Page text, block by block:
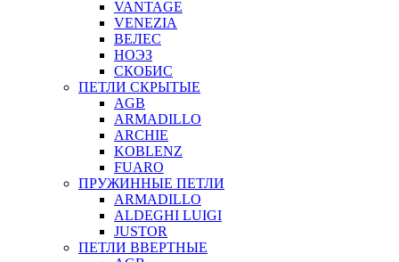
VANTAGE
VENEZIA
ВЕЛЕС
НОЭЗ
СКОБИС
ПЕТЛИ СКРЫТЫЕ
AGB
ARMADILLO
ARCHIE
KOBLENZ
FUARO
ПРУЖИННЫЕ ПЕТЛИ
ARMADILLO
ALDEGHI LUIGI
JUSTOR
ПЕТЛИ ВВЕРТНЫЕ